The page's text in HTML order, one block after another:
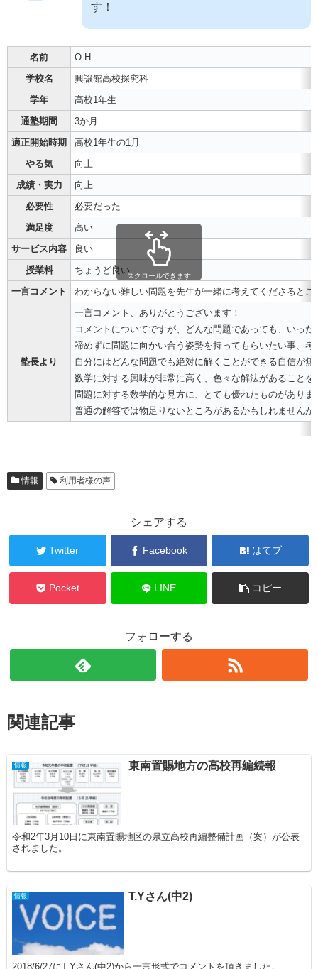
す！
名前
O.H
学校名
興譲館高校探究科
学年
高校1年生
通塾期間
3か月
適正開始時期
高校1年生の1月
やる気
向上
成績・実力
向上
必要性
必要だった
満足度
高い
サービス内容
良い
授業料
ちょうど良い
一言コメント
わからない難しい問題を先生が一緒に考えてくださると
塾長より
一言コメント、ありがとうございます！
コメントについてですが、どんな問題であっても、いっ
諦めずに問題に向かい合う姿勢を持ってもらいたい事、
自分にはどんな問題でも絶対に解くことができる自信が
数学に対する興味が非常に高く、色々な解法があること
問題に対する数学的な見方に、とても優れたものがありま
普通の解答では物足りないところがあるかもしれません
スクロールできます
情報 利用者様の声
シェアする
Twitter Facebook はてブ
Pocket LINE コピー
フォローする
関連記事
情報 東南置賜地方の高校再編続報
令和2年3月10日に東南置賜地区の県立高校再編整備計画（案）が公表
されました。
情報 T.Yさん(中2)
2018/6/27にT.Yさん(中2)から一言形式でコメントを頂きました。